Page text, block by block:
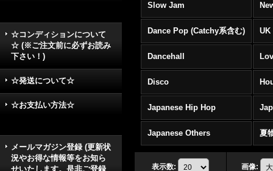
☆コンディションについて
☆ (※ご注文前に必ずお読み
下さい！)
☆発送について☆
☆お支払い方法☆
メールマガジン登録 (更新状
況やお得な情報等をお知ら
せいたします。是非ご登録
Slow Jam
Dance Pop (Catchy系含む) UK
Dancehall
Disco
Japanese Hip Hop
Japanese Others 夏
表示数: 画像: